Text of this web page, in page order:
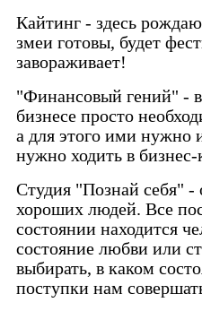
Кайтинг - здесь
змеи готовы, будет
завораживает!
"Финансовый гений" -
бизнесе просто
а для этого ими нужно
нужно ходить в бизнес-
Студия "Познай себя" -
хороших людей. Все
состоянии находится
состояние любви или
выбирать, в каком
поступки нам